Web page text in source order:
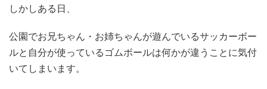
しかしある日、
公園でお兄ちゃん・お姉ちゃんが遊んでいるサッカーボー
ルと自分が使っているゴムボールは何かが違うことに気付
いてしまいます。